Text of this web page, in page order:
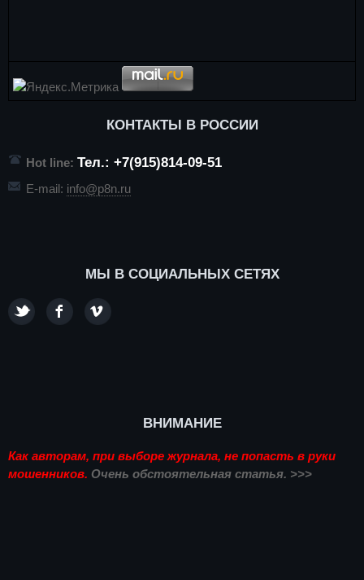
КОНТАКТЫ В РОССИИ
Hot line: Тел.: +7(915)814-09-51
E-mail: info@p8n.ru
МЫ В СОЦИАЛЬНЫХ СЕТЯХ
ВНИМАНИЕ
Как авторам, при выборе журнала, не попасть в руки
мошенников. Очень обстоятельная статья. >>>